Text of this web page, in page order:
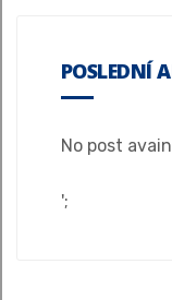
POSLEDNÍ
No post
';